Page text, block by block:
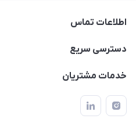
اطلاعات تماس
02122913967
۲۳، طبقه سوم
دسترسی سریع
لیست محصولات
حساب کاربری
خدمات مشتریان
قوانین و مقررات
حریم خصوصی